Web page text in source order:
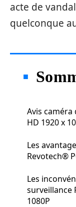
acte de
quelconque
Avis caméra
HD 1920 x
Les
Revotech®
Les
surveillance
1080P